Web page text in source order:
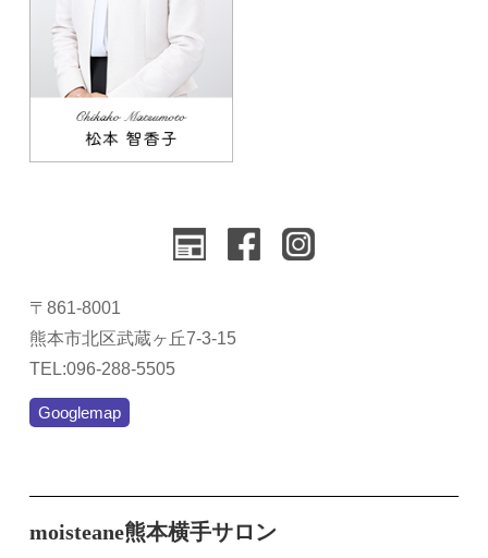
〒861-8001
熊本市北区武蔵ヶ丘7-3-15
TEL:096-288-5505
Googlemap
moisteane熊本横手サロン